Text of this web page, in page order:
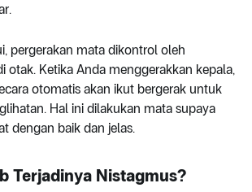
pergerakan mata dikontrol oleh
otak. Ketika Anda menggerakkan kepala,
otomatis akan ikut bergerak untuk
Hal ini dilakukan mata supaya
dengan baik dan jelas.
Terjadinya Nistagmus?